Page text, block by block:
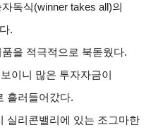
독식(winner takes all)의
.
을 적극적으로 북돋웠다.
이니 많은 투자자금이
흘러들어갔다.
실리콘밸리에 있는 조그마한